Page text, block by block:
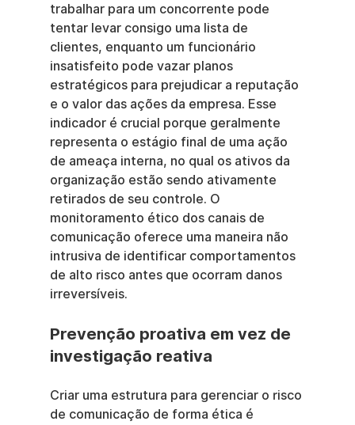
trabalhar para um concorrente pode
tentar levar consigo uma lista de
clientes, enquanto um funcionário
insatisfeito pode vazar planos
estratégicos para prejudicar a reputação
e o valor das ações da empresa. Esse
indicador é crucial porque geralmente
representa o estágio final de uma ação
de ameaça interna, no qual os ativos da
organização estão sendo ativamente
retirados de seu controle. O
monitoramento ético dos canais de
comunicação oferece uma maneira não
intrusiva de identificar comportamentos
de alto risco antes que ocorram danos
irreversíveis.
Prevenção proativa em vez de
investigação reativa
Criar uma estrutura para gerenciar o risco
de comunicação de forma ética é